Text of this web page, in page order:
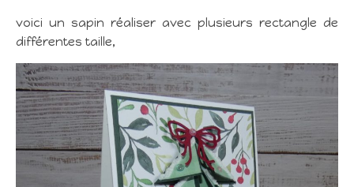
voici un sapin réaliser avec plusieurs rectangle de
différentes taille,